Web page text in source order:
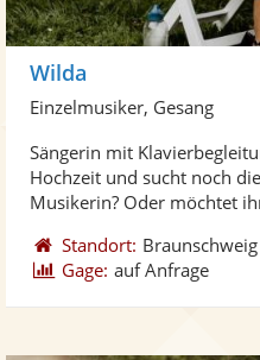
Wilda
Einzelmusiker, Gesang
Sängerin mit
Hochzeit und sucht noch
Musikerin? Oder möchtet
Standort: Braunschweig
Gage: auf Anfrage